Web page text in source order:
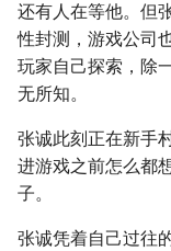
还有人在等他。但
性封测，游戏公司
玩家自己探索，除
无所知。
张诚此刻正在新手
进游戏之前怎么都
子。
张诚凭着自己过往